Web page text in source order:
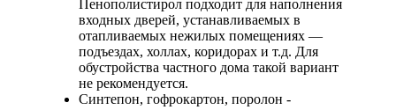
Пенополистирол подходит для наполнения
входных дверей, устанавливаемых в
отапливаемых нежилых помещениях —
подъездах, холлах, коридорах и т.д. Для
обустройства частного дома такой вариант
не рекомендуется.
Cинтепон, гофрокартон, поролон -